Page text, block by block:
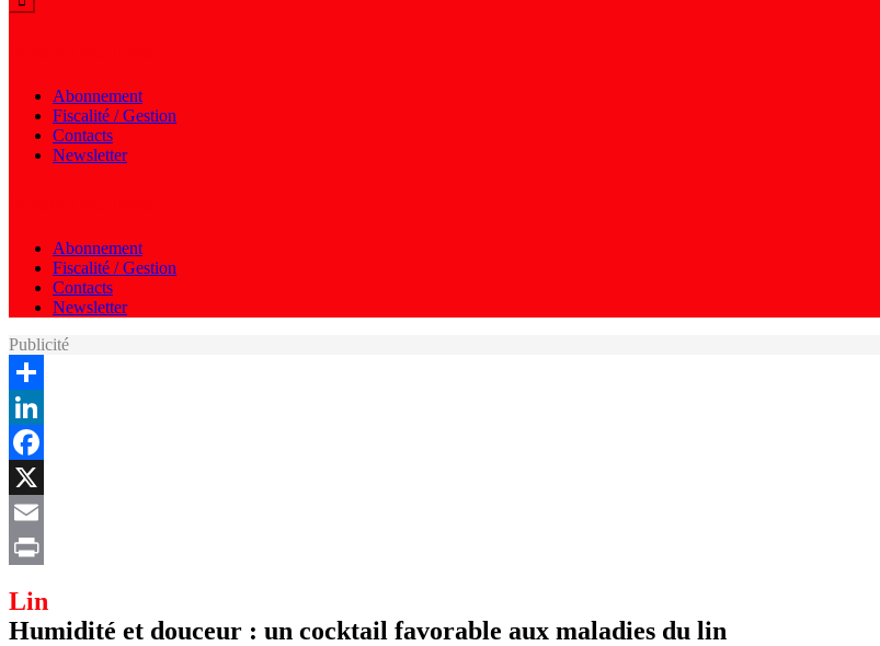
Abonnement
Fiscalité / Gestion
Contacts
Newsletter
Abonnement
Fiscalité / Gestion
Contacts
Newsletter
Publicité
Share
LinkedIn
Facebook
X
Email
Lin
Humidité et douceur : un cocktail favorable aux maladies du lin